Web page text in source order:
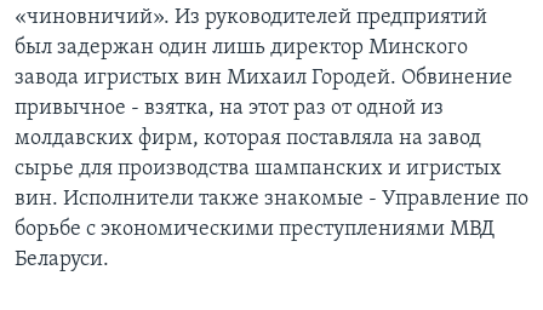
СОЦИАЛЬНЫЕ СЕТИ
Языки
«чиновничий». Из руководителей предприятий
был задержан один лишь директор Минского
завода игристых вин Михаил Городей. Обвинение
привычное - взятка, на этот раз от одной из
молдавских фирм, которая поставляла на завод
сырье для производства шампанских и игристых
вин. Исполнители также знакомые - Управление по
борьбе с экономическими преступлениями МВД
Беларуси.